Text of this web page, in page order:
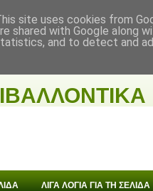
ΛΙΓΑ ΛΟΓΙΑ ΓΙΑ ΤΗ ΣΕΛΙΔΑ
site uses cookies from
shared with Google along
and to detect and